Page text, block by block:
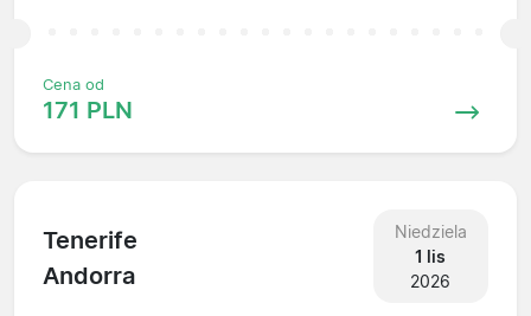
Cena od
171 PLN
Tenerife
Andorra
Niedziela
1 lis
2026